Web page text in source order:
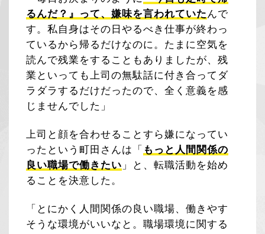
るんだ？』って、嫌味を言われていたんで
す。私自身はその日やるべき仕事が終わっ
ているから帰るだけなのに。たまに空気を
読んで残業をすることもありましたが、残
業といっても上司の無駄話に付き合ってダ
ラダラするだけだったので、全く意義を感
じませんでした」
上司と顔を合わせることすら嫌になってい
ったという町田さんは「 もっと人間関係の
良い職場で働きたい 」と、転職活動を始め
ることを決意した。
「とにかく人間関係の良い職場、働きやす
そうな環境がいいなと。職場環境に関する